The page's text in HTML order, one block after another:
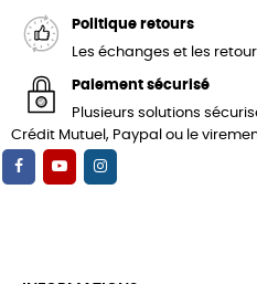
Politique retours
Les échanges et les
Paiement sécurisé
Plusieurs solutions
Crédit Mutuel, Paypal ou le